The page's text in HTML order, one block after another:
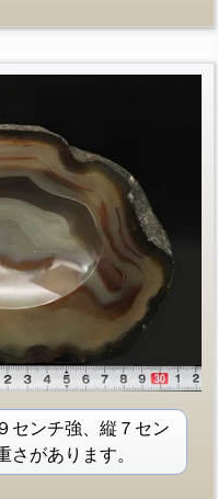
センチ強、縦７セン
さがあります。